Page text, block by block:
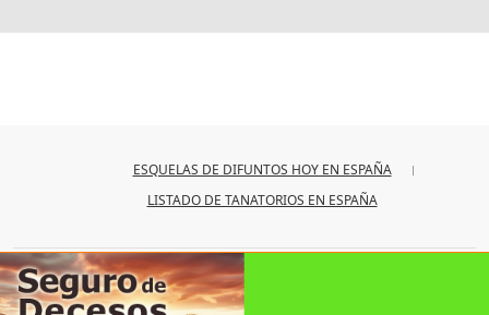
ESQUELAS DE DIFUNTOS HOY EN ESPAÑA
LISTADO DE TANATORIOS EN ESPAÑA
© 2026iesquelas